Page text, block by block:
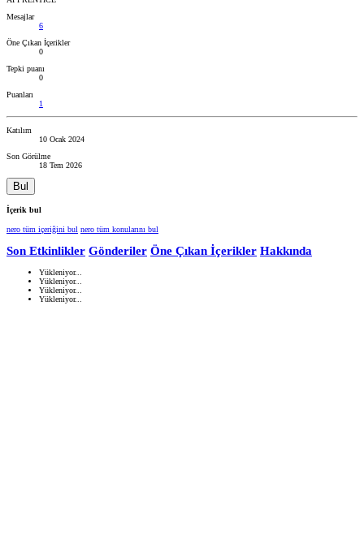
Mesajlar
6
Öne Çıkan İçerikler
0
Tepki puanı
0
Puanları
1
Katılım
10 Ocak 2024
Son Görülme
18 Tem 2026
Bul
İçerik bul
nero tüm içeriğini bul nero tüm konularını bul
Son Etkinlikler Gönderiler Öne Çıkan İçerikler Hakkında
Yükleniyor...
Yükleniyor...
Yükleniyor...
Yükleniyor...